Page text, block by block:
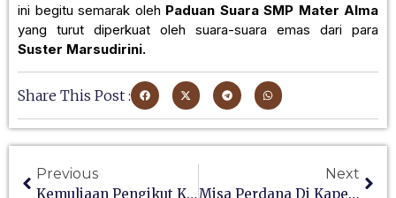
ini begitu semarak oleh Paduan Suara SMP Mater Alma
yang turut diperkuat oleh suara-suara emas dari para
Suster Marsudirini.
Share This Post :
Previous
Kemuliaan Pengikut Kristus
Next
Misa Perdana Di Kapel Santo Ignatius Loyola